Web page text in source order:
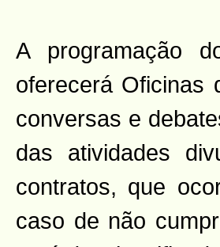
A programação
oferecerá Oficinas
conversas e
das atividades
contratos, que
caso de não